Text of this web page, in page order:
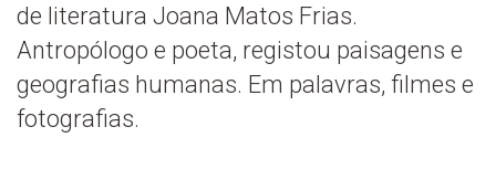
de literatura Joana Matos Frias.
Antropólogo e poeta, registou paisagens e
geografias humanas. Em palavras, filmes e
fotografias.